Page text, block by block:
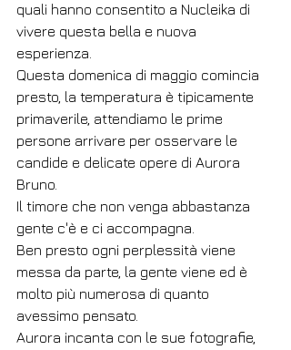
quali hanno consentito a Nucleika di
vivere questa bella e nuova
esperienza.
Questa domenica di maggio comincia
presto, la temperatura è tipicamente
primaverile, attendiamo le prime
persone arrivare per osservare le
candide e delicate opere di Aurora
Bruno.
Il timore che non venga abbastanza
gente c'è e ci accompagna.
Ben presto ogni perplessità viene
messa da parte, la gente viene ed è
molto più numerosa di quanto
avessimo pensato.
Aurora incanta con le sue fotografie,